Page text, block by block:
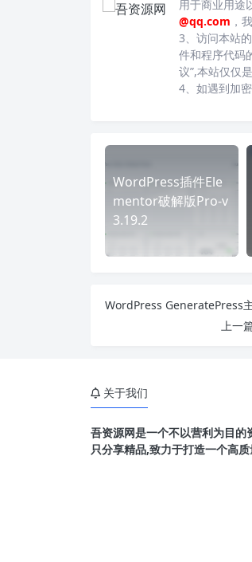
用于商业用途
@qq.com ，
3、访问本站
件和程序代码
议”,本站仅仅
4、如遇到加
WordPress插件Ele
mentor破解版Pro-v
3.19.2
上一
关于我们
吾资源网是一个不以营利为目
只分享精品,致力于打造一个高